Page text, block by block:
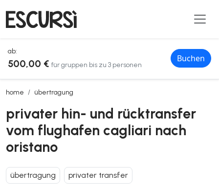
ab:
500,00 € für gruppen bis zu 3 personen
Buchen
home übertragung
privater hin- und rücktransfer vom flughafen cagliari nach oristano
privater hin- und rücktransfer
vom flughafen cagliari nach
oristano
übertragung privater transfer